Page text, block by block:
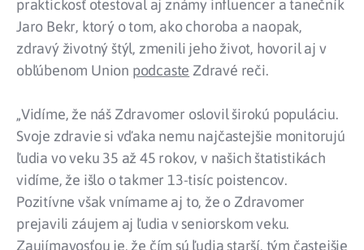
praktickosť otestoval aj známy influencer a tanečník
Jaro Bekr, ktorý o tom, ako choroba a naopak,
zdravý životný štýl, zmenili jeho život, hovoril aj v
obľúbenom Union podcaste Zdravé reči.
„Vidíme, že náš Zdravomer oslovil širokú populáciu.
Svoje zdravie si vďaka nemu najčastejšie monitorujú
ľudia vo veku 35 až 45 rokov, v našich štatistikách
vidíme, že išlo o takmer 13-tisíc poistencov.
Pozitívne však vnímame aj to, že o Zdravomer
prejavili záujem aj ľudia v seniorskom veku.
Zaujímavosťou je, že čím sú ľudia starší, tým častejšie